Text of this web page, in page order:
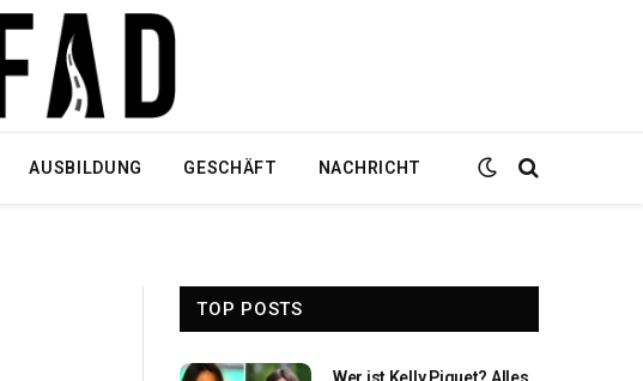
AUSBILDUNG GESCHÄFT NACHRICHT
TOP POSTS